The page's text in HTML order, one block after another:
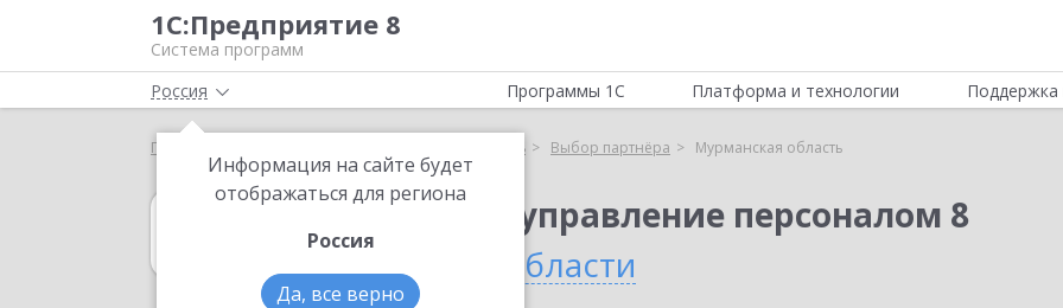
1С:Предприятие 8
Система программ
Россия
Информация на сайте будет
отображаться для региона
Россия
Да, все верно
Программы 1С Платформа и технологии Поддержка
Главная 1С:Зарплата и управление персоналом 8 Выбор партнёра Мурманская область
1С:Зарплата и управление персоналом 8
в Мурманской области